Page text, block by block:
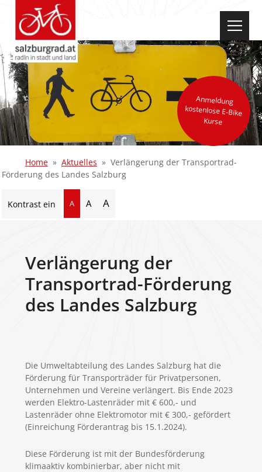
Anmeldung
kostenlose E-Bike
Kurse
Home Aktuelles
Verlängerung der Transportrad-
Förderung des Landes Salzburg
Kontrast ein A A A
Verlängerung der
Transportrad-Förderung
des Landes Salzburg
Die Umweltabteilung des Landes Salzburg hat die
Förderung für Transporträder für Privatpersonen,
Unternehmen und Vereine verlängert. Bis Ende 2023
werden Elektro-Lastenräder mit € 600,- und
Lastenräder ohne Elektromotor mit € 300,- gefördert
(Einreichung Förderantrag bis 15.1.2024).
Diese Förderung ist mit der Bundesförderung
klimaaktiv kombinierbar, aber nicht mit